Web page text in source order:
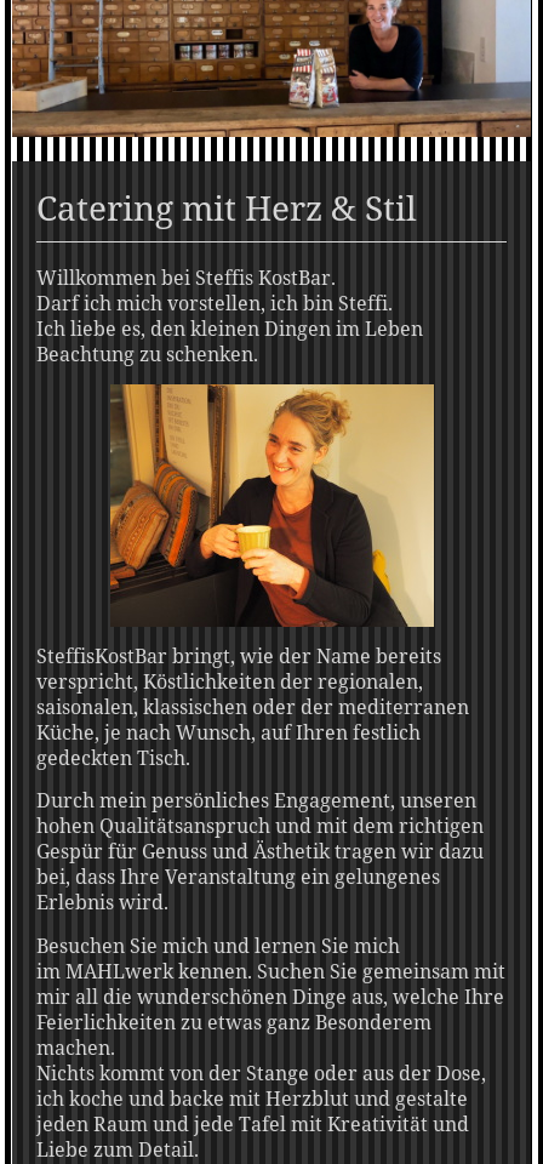
Catering mit Herz & Stil
Willkommen bei Steffis KostBar.
Darf ich mich vorstellen, ich bin Steffi.
Ich liebe es, den kleinen Dingen im Leben
Beachtung zu schenken.
SteffisKostBar bringt, wie der Name bereits
verspricht, Köstlichkeiten der regionalen,
saisonalen, klassischen oder der mediterranen
Küche, je nach Wunsch, auf Ihren festlich
gedeckten Tisch.
Durch mein persönliches Engagement, unseren
hohen Qualitätsanspruch und mit dem richtigen
Gespür für Genuss und Ästhetik tragen wir dazu
bei, dass Ihre Veranstaltung ein gelungenes
Erlebnis wird.
Besuchen Sie mich und lernen Sie mich
im MAHLwerk kennen. Suchen Sie gemeinsam mit
mir all die wunderschönen Dinge aus, welche Ihre
Feierlichkeiten zu etwas ganz Besonderem
machen.
Nichts kommt von der Stange oder aus der Dose,
ich koche und backe mit Herzblut und gestalte
jeden Raum und jede Tafel mit Kreativität und
Liebe zum Detail.